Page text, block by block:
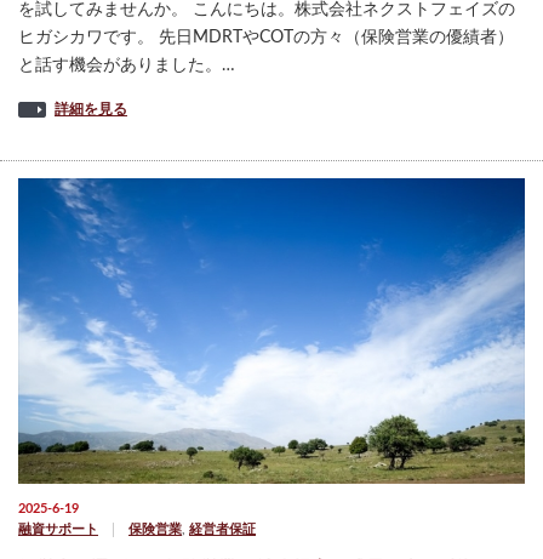
を試してみませんか。 こんにちは。株式会社ネクストフェイズの
ヒガシカワです。 先日MDRTやCOTの方々（保険営業の優績者）
と話す機会がありました。…
詳細を見る
2025-6-19
融資サポート
保険営業 経営者保証